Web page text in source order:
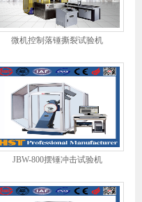
微机控制落锤撕裂试验机
JBW-800摆锤冲击试验机